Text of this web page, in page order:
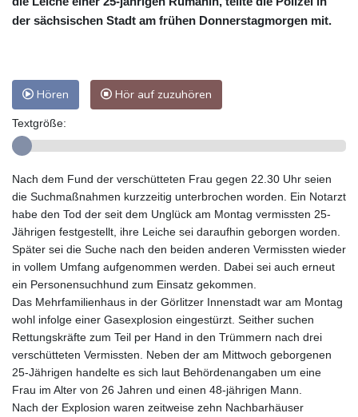
der sächsischen Stadt am frühen Donnerstagmorgen mit.
Hören Hör auf zuzuhören
Textgröße:
Nach dem Fund der verschütteten Frau gegen 22.30 Uhr seien
die Suchmaßnahmen kurzzeitig unterbrochen worden. Ein Notarzt
habe den Tod der seit dem Unglück am Montag vermissten 25-
Jährigen festgestellt, ihre Leiche sei daraufhin geborgen worden.
Später sei die Suche nach den beiden anderen Vermissten wieder
in vollem Umfang aufgenommen werden. Dabei sei auch erneut
ein Personensuchhund zum Einsatz gekommen.
Das Mehrfamilienhaus in der Görlitzer Innenstadt war am Montag
wohl infolge einer Gasexplosion eingestürzt. Seither suchen
Rettungskräfte zum Teil per Hand in den Trümmern nach drei
verschütteten Vermissten. Neben der am Mittwoch geborgenen
25-Jährigen handelte es sich laut Behördenangaben um eine
Frau im Alter von 26 Jahren und einen 48-jährigen Mann.
Nach der Explosion waren zeitweise zehn Nachbarhäuser